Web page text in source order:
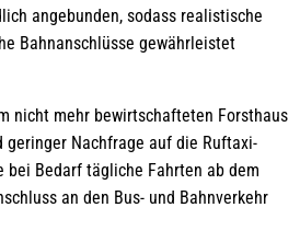
angebunden, sodass realistische
Bahnanschlüsse gewährleistet
nicht mehr bewirtschafteten Forsthaus
geringer Nachfrage auf die Ruftaxi-
bei Bedarf tägliche Fahrten ab dem
an den Bus- und Bahnverkehr